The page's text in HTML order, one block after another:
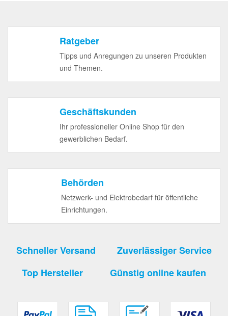
Ratgeber
Tipps und Anregungen zu unseren Produkten
und Themen.
Geschäftskunden
Ihr professioneller Online Shop für den
gewerblichen Bedarf.
Behörden
Netzwerk- und Elektrobedarf für öffentliche
Einrichtungen.
Schneller Versand
Zuverlässiger Service
Top Hersteller
Günstig online kaufen